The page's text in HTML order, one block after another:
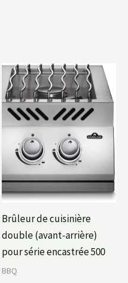
Brûleur de cuisinière
double (avant-arrière)
pour série encastrée 500
BBQ